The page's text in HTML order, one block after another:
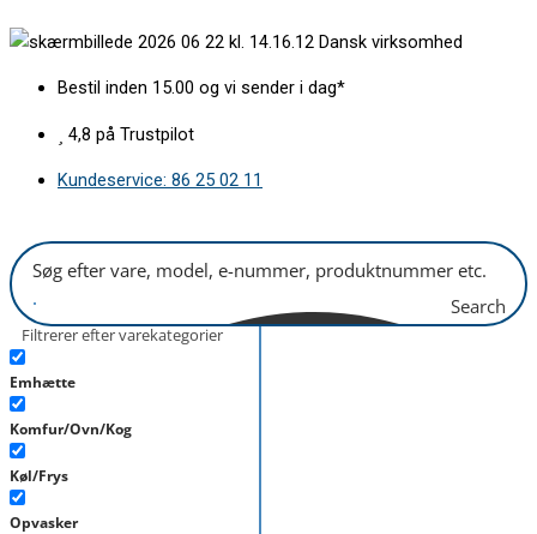
til
Dansk virksomhed
Bestil inden 15.00 og vi sender i dag*
4,8 på Trustpilot
Kundeservice: 86 25 02 11
Search
Filtrerer efter varekategorier
Emhætte
Komfur/Ovn/Kog
Køl/Frys
Opvasker
H160mm